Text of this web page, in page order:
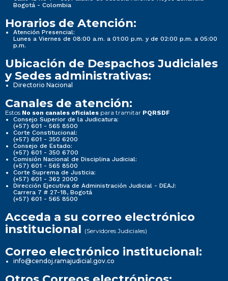
Bogotá - Colombia
Horarios de Atención:
Atención Presencial:
Lunes a Viernes de 08:00 a.m. a 01:00 p.m. y de 02:00 p.m. a 05:00
p.m.
Ubicación de Despachos Judiciales
y Sedes administrativas:
Directorio Nacional
Canales de atención:
Estos No son canales oficiales para tramitar PQRSDF
Consejo Superior de la Judicatura:
(+57) 601 - 565 8500
Corte Constitucional:
(+57) 601 - 350 6200
Consejo de Estado:
(+57) 601 - 350 6700
Comisión Nacional de Disciplina Judicial:
(+57) 601 - 565 8500
Corte Suprema de Justicia:
(+57) 601 - 362 2000
Dirección Ejecutiva de Administración Judicial - DEAJ:
Carrera 7 # 27-18, Bogotá
(+57) 601 - 565 8500
Acceda a su correo electrónico
institucional (Servidores Judiciales)
Correo electrónico institucional:
info@cendoj.ramajudicial.gov.co